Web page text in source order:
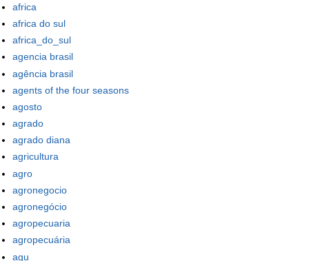
africa
africa do sul
africa_do_sul
agencia brasil
agência brasil
agents of the four seasons
agosto
agrado
agrado diana
agricultura
agro
agronegocio
agronegócio
agropecuaria
agropecuária
agu